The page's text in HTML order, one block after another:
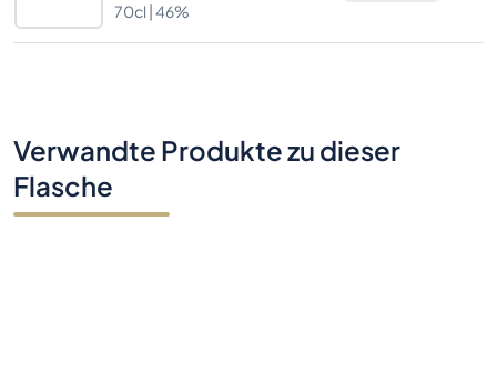
70cl |46%
Verwandte Produkte zu dieser
Flasche